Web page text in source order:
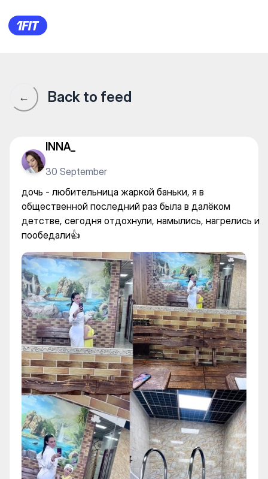
Баня Арыстан — Baths and
← Back to feed
INNA_
30 September
дочь - любительница жаркой баньки, я в
общественной последний раз была в далёком
детстве, сегодня отдохнули, намылись, нагрелись и
пообедали👍